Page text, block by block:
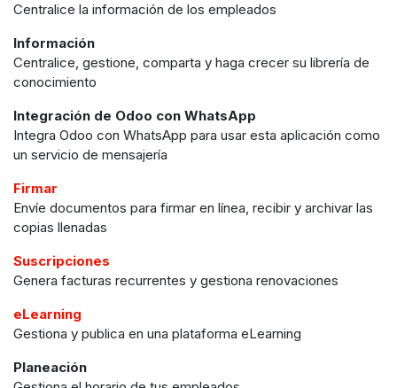
Centralice la información de los empleados
Información
Centralice, gestione, comparta y haga crecer su librería de
conocimiento
Integración de Odoo con WhatsApp
Integra Odoo con WhatsApp para usar esta aplicación como
un servicio de mensajería
Firmar
Envíe documentos para firmar en línea, recibir y archivar las
copias llenadas
Suscripciones
Genera facturas recurrentes y gestiona renovaciones
eLearning
Gestiona y publica en una plataforma eLearning
Planeación